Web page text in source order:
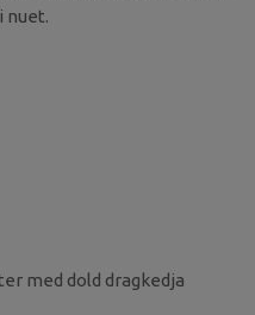
nuet.
med dold dragkedja